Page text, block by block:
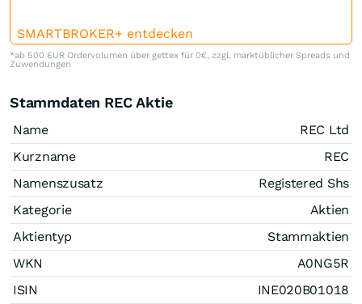
SMARTBROKER+ entdecken
*ab 500 EUR Ordervolumen über gettex für 0€, zzgl. marktüblicher Spreads und
Zuwendungen
Stammdaten REC Aktie
Name
REC Ltd
Kurzname
REC
Namenszusatz
Registered Shs
Kategorie
Aktien
Aktientyp
Stammaktien
WKN
A0NG5R
ISIN
INE020B01018